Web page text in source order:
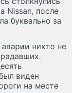
Nissan, после
буквально за
никто не
виден
на месте